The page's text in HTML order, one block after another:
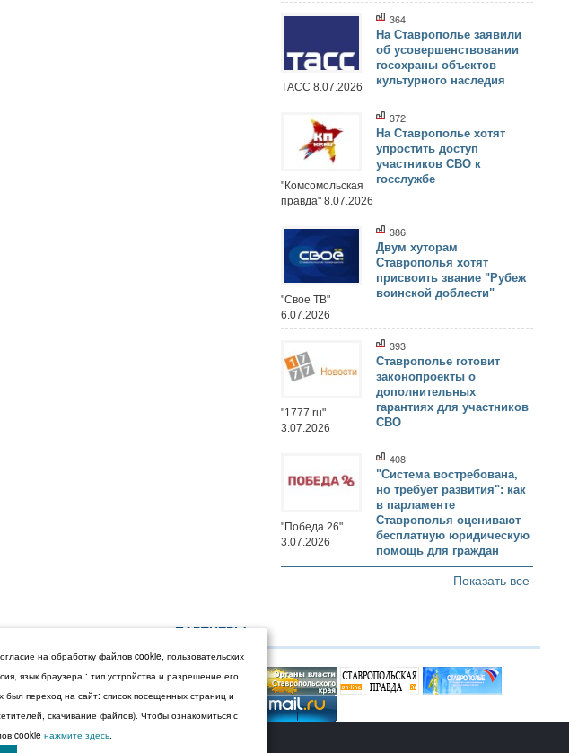
364
На Ставрополье заявили
об усовершенствовании
госохраны объектов
культурного наследия
ТАСС 8.07.2026
372
На Ставрополье хотят
упростить доступ
участников СВО к
госслужбе
"Комсомольская
правда" 8.07.2026
386
Двум хуторам
Ставрополья хотят
присвоить звание "Рубеж
воинской доблести"
"Свое ТВ"
6.07.2026
393
Ставрополье готовит
законопроекты о
дополнительных
гарантиях для участников
СВО
"1777.ru"
3.07.2026
408
"Система востребована,
но требует развития": как
в парламенте
Ставрополья оценивают
бесплатную юридическую
помощь для граждан
"Победа 26"
3.07.2026
Показать все
ПАРТНЕРЫ
края.
на обработку файлов cookie, пользовательских
язык браузера : тип устройства и разрешение его
переход на сайт: список посещенных страниц и
скачивание файлов). Чтобы ознакомиться с
cookie нажмите здесь.